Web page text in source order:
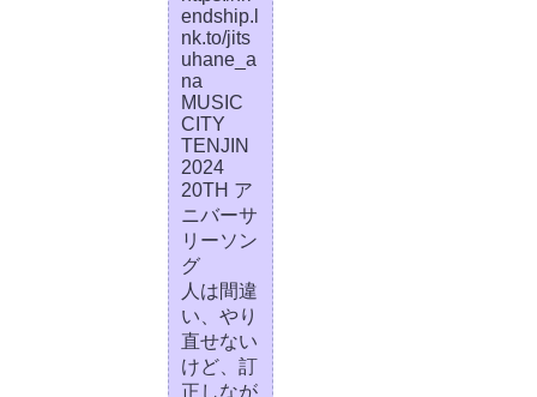
endship.l
nk.to/jits
uhane_a
na
MUSIC
CITY
TENJIN
2024
20TH ア
ニバーサ
リーソン
グ
人は間違
い、やり
直せない
けど、訂
正しなが